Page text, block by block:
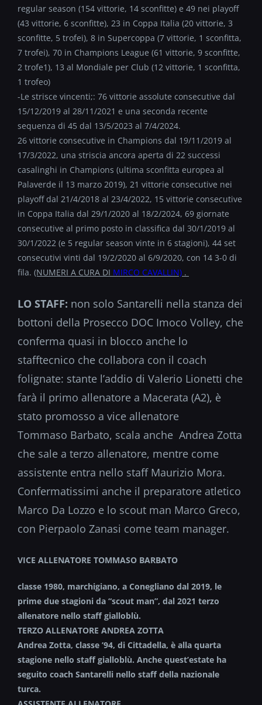
regular season (154 vittorie, 14 sconfitte) e 49 nei playoff
(43 vittorie, 6 sconfitte), 23 in Coppa Italia (20 vittorie, 3
sconfitte, 5 trofei), 8 in Supercoppa (7 vittorie, 1 sconfitta,
7 trofei), 70 in Champions League (61 vittorie, 9 sconfitte,
2 trofe1), 13 al Mondiale per Club (12 vittorie, 1 sconfitta,
1 trofeo)
-Le strisce vincenti;: 76 vittorie assolute consecutive dal
15/12/2019 al 28/11/2021 e una seconda recente
sequenza di 45 dal 13/5/2023 al 7/4/2024.
26 vittorie consecutive in Champions dal 19/11/2019 al
17/3/2022, una striscia ancora aperta di 22 successi
casalinghi in Champions (ultima sconfitta europea al
Palaverde il 13 marzo 2019), 21 vittorie consecutive nei
playoff dal 21/4/2018 al 23/4/2022, 15 vittorie consecutive
in Coppa Italia dal 29/1/2020 al 18/2/2024, 69 giornate
consecutive al primo posto in classifica dal 30/1/2019 al
30/1/2022 (e 5 regular season vinte in 6 stagioni), 44 set
consecutivi vinti dal 19/2/2020 al 6/9/2020, con 14 3-0 di
fila. (NUMERI A CURA DI MIRCO CAVALLIN) .
LO STAFF: non solo Santarelli nella stanza dei
bottoni della Prosecco DOC Imoco Volley, che
conferma quasi in blocco anche lo
stafftecnico che collabora con il coach
folignate: stante l’addio di Valerio Lionetti che
farà il primo allenatore a Macerata (A2), è
stato promosso a vice allenatore
Tommaso Barbato, scala anche Andrea Zotta
che sale a terzo allenatore, mentre come
assistente entra nello staff Maurizio Mora.
Confermatissimi anche il preparatore atletico
Marco Da Lozzo e lo scout man Marco Greco,
con Pierpaolo Zanasi come team manager.
VICE ALLENATORE TOMMASO BARBATO
classe 1980, marchigiano, a Conegliano dal 2019, le
prime due stagioni da “scout man”, dal 2021 terzo
allenatore nello staff gialloblù.
TERZO ALLENATORE ANDREA ZOTTA
Andrea Zotta, classe ’94, di Cittadella, è alla quarta
stagione nello staff gialloblù. Anche quest’estate ha
seguito coach Santarelli nello staff della nazionale
turca.